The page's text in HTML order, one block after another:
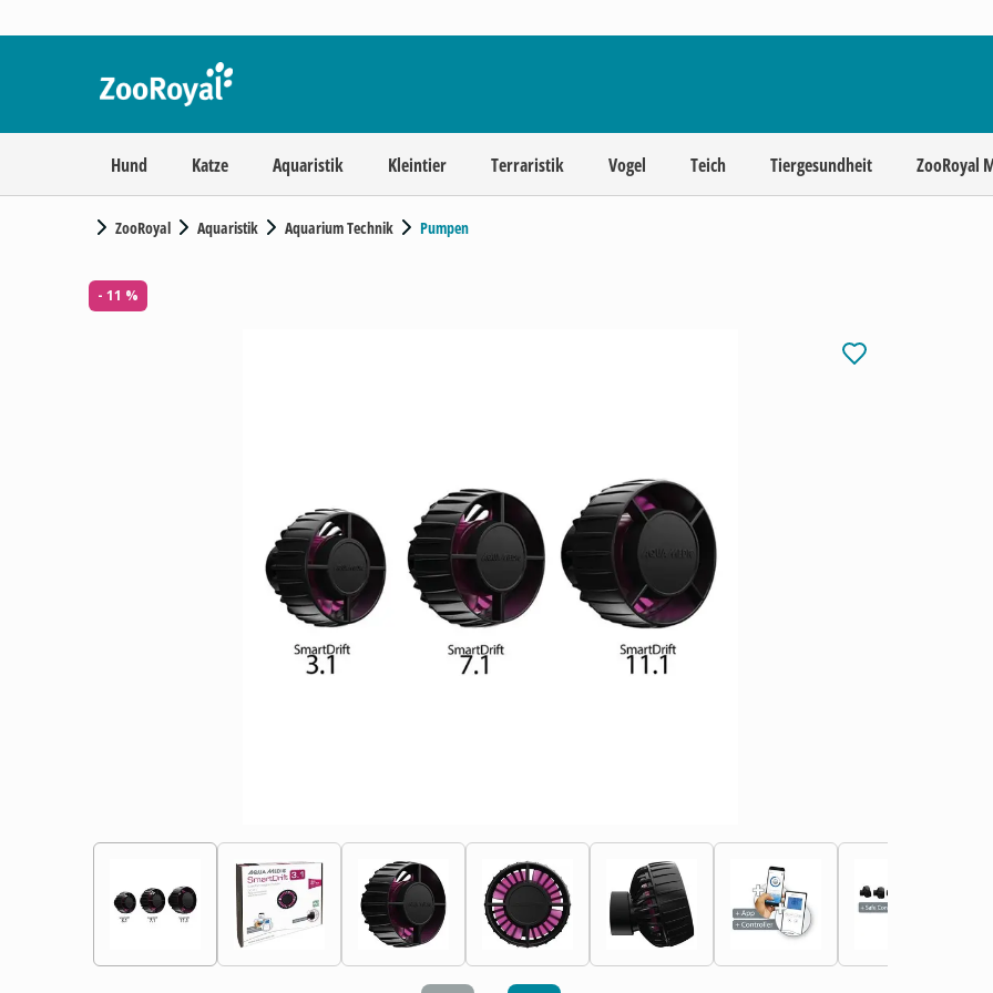
Hund Katze Aquaristik Kleintier Terraristik Vogel Teich Tiergesundheit ZooRoyal
ZooRoyal Aquaristik Aquarium Technik Pumpen
- 11 %